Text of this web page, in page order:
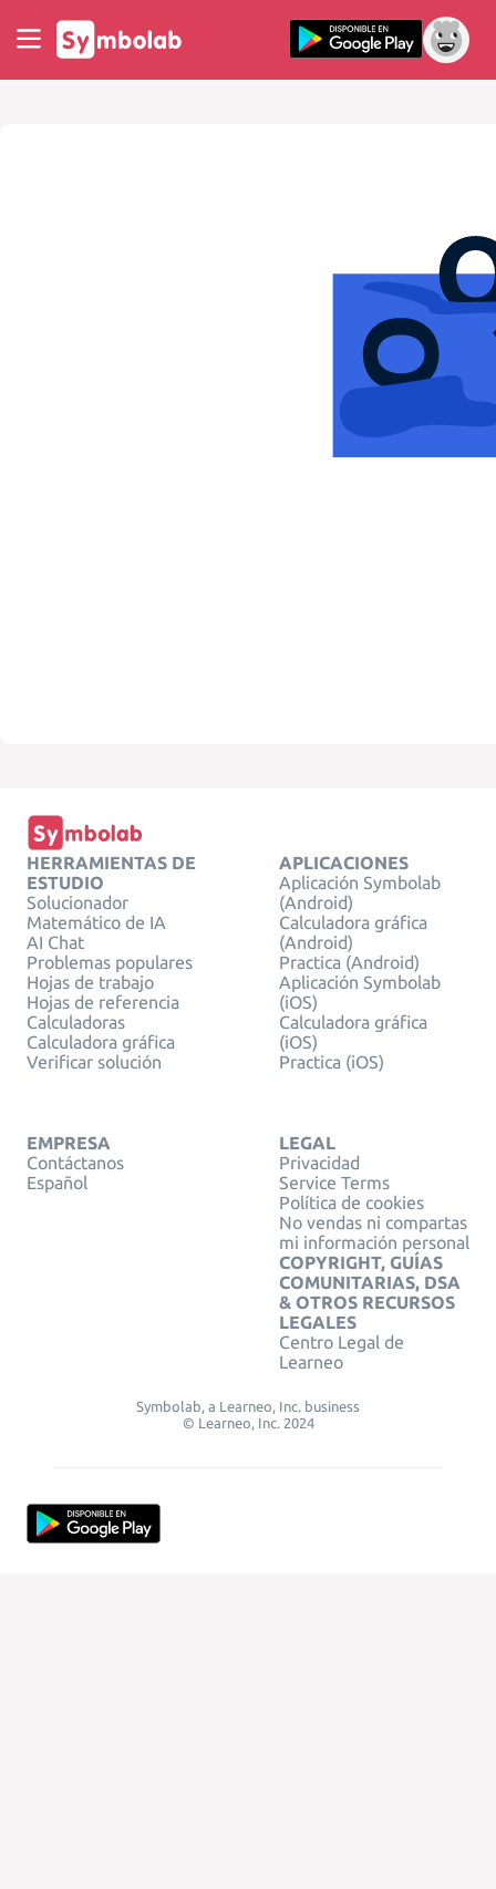
HERRAMIENTAS DE
ESTUDIO
Solucionador
Matemático de IA
AI Chat
Problemas populares
Hojas de trabajo
Hojas de referencia
Calculadoras
Calculadora gráfica
Verificar solución
APLICACIONES
Aplicación Symbolab
(Android)
Calculadora gráfica
(Android)
Practica (Android)
Aplicación Symbolab
(iOS)
Calculadora gráfica
(iOS)
Practica (iOS)
EMPRESA
Contáctanos
Español
LEGAL
Privacidad
Service Terms
Política de cookies
No vendas ni compartas
mi información personal
COPYRIGHT, GUÍAS
COMUNITARIAS, DSA
& OTROS RECURSOS
LEGALES
Centro Legal de
Learneo
Symbolab, a Learneo, Inc. business
© Learneo, Inc. 2024